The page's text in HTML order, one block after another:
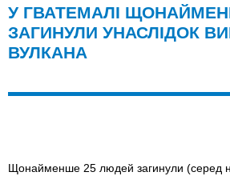
У ГВАТЕМАЛІ
ЗАГИНУЛИ УНАСЛІДОК
ВУЛКАНА
Щонайменше 25 людей загинули (серед